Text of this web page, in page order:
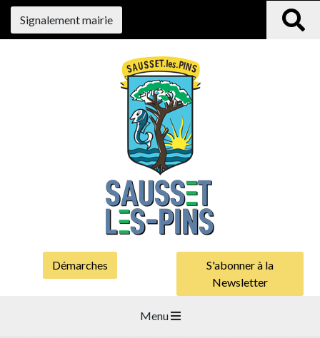
Signalement mairie
Démarches
S'abonner à la
Newsletter
Menu